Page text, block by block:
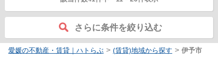
さらに条件を絞り込む
愛媛の不動産・賃貸｜ハトらぶ > (賃貸)地域から探す > 伊予市